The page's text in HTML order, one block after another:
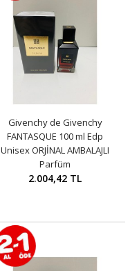
Givenchy de Givenchy
FANTASQUE 100 ml Edp
Unisex ORJİNAL AMBALAJLI
Parfüm
2.004,42 TL